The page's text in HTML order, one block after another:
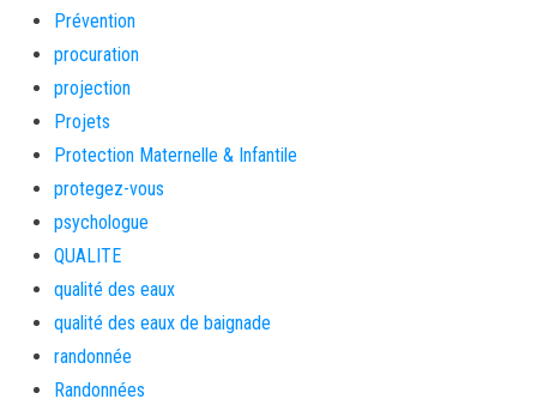
Prévention
procuration
projection
Projets
Protection Maternelle & Infantile
protegez-vous
psychologue
QUALITE
qualité des eaux
qualité des eaux de baignade
randonnée
Randonnées